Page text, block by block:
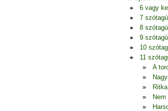
6 vagy
7 szótagú
8 szótagú
9 szótagú
10
11
A